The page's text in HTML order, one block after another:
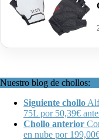
Nuestro blog de chollos:
Siguiente chollo
75L por 50,39€
Chollo anterior
en nube por